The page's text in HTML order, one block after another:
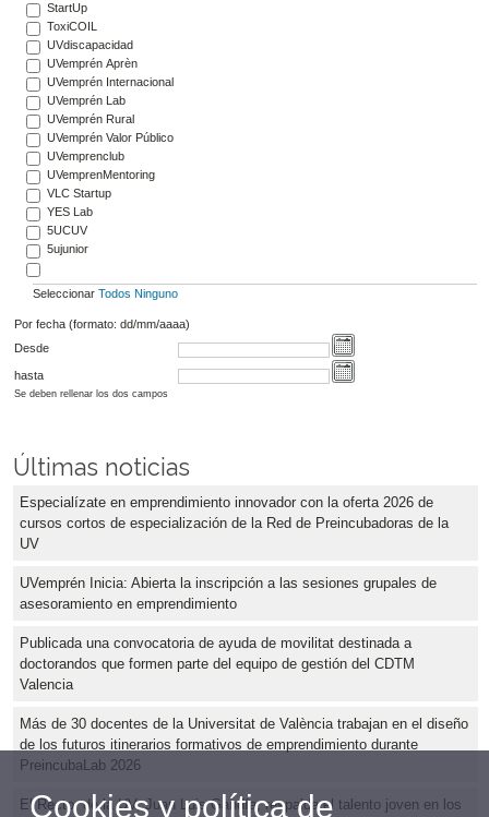
StartUp
ToxiCOIL
UVdiscapacidad
UVemprén Aprèn
UVemprén Internacional
UVemprén Lab
UVemprén Rural
UVemprén Valor Público
UVemprenclub
UVemprenMentoring
VLC Startup
YES Lab
5UCUV
5ujunior
Seleccionar Todos Ninguno
Por fecha (formato: dd/mm/aaaa)
Desde
hasta
Se deben rellenar los dos campos
Últimas noticias
Especialízate en emprendimiento innovador con la oferta 2026 de
cursos cortos de especialización de la Red de Preincubadoras de la
UV
UVemprén Inicia: Abierta la inscripción a las sesiones grupales de
asesoramiento en emprendimiento
Publicada una convocatoria de ayuda de movilitat destinada a
doctorandos que formen parte del equipo de gestión del CDTM
Valencia
Más de 30 docentes de la Universitat de València trabajan en el diseño
de los futuros itinerarios formativos de emprendimiento durante
PreincubaLab 2026
El Rector de la UV, Juan Luis Gandía, respalda el talento joven en los
Cookies y política de